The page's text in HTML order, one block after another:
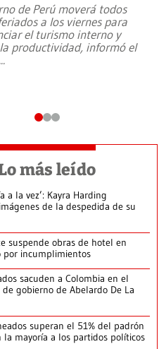
de Perú moverá todos
a los viernes para
el turismo interno y
productividad, informó el
más leído
a la vez’: Kayra Harding
de la despedida de su
suspende obras de hotel en
por incumplimientos
sacuden a Colombia en el
gobierno de Abelardo De La
superan el 51% del padrón
la mayoría a los partidos políticos